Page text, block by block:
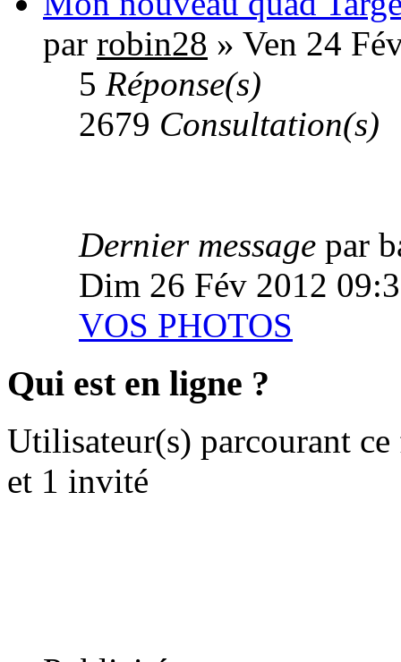
par robin28 » Ven 24
5 Réponse(s)
2679 Consultation(s)
Dernier message par
Dim 26 Fév 2012
VOS PHOTOS
Qui est en ligne ?
Utilisateur(s) parcourant
et 1 invité